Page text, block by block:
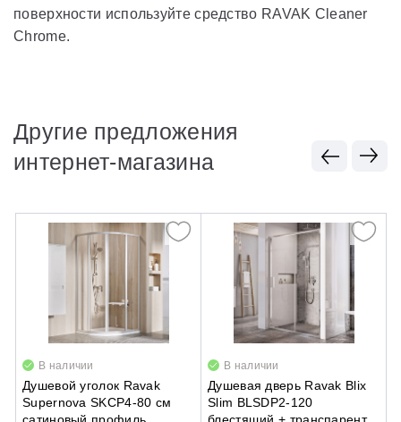
поверхности используйте средство RAVAK Cleaner
Chrome.
Другие предложения
интернет-магазина
В наличии
Душевой уголок Ravak
Supernova SKCP4-80 см
В наличии
Душевая дверь Ravak Blix
Slim BLSDP2-120